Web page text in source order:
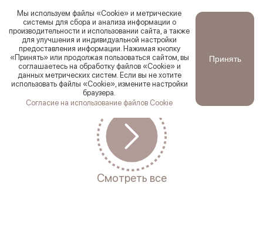
Ваш город
Да Первоуральск
Новинки Смотреть все Хиты продаж По цене:
Смотреть все
Мы используем файлы «Cookie» и метрические
системы для сбора и анализа информации о
производительности и использовании сайта, а также
для улучшения и индивидуальной настройки
предоставления информации. Нажимая кнопку
«Принять» или продолжая пользоваться сайтом, вы
соглашаетесь на обработку файлов «Cookie» и
данных метрических систем. Если вы не хотите
использовать файлы «Cookie», измените настройки
браузера.
Принять
Согласие на использование файлов Cookie